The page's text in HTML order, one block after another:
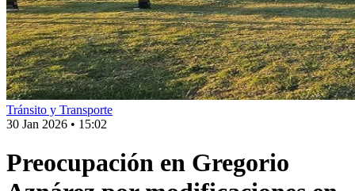
Tránsito y Transporte
30 Jan 2026 • 15:02
Preocupación en Gregorio